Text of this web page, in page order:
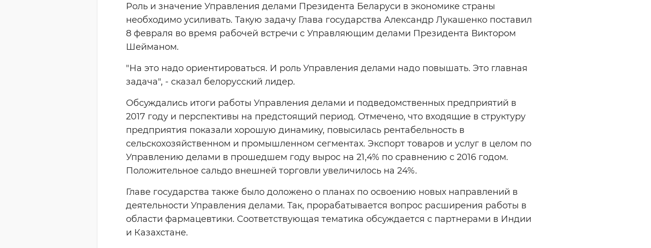
Роль и значение Управления делами Президента Беларуси в экономике страны
необходимо усиливать. Такую задачу Глава государства Александр Лукашенко поставил
8 февраля во время рабочей встречи с Управляющим делами Президента Виктором
Шейманом.
"На это надо ориентироваться. И роль Управления делами надо повышать. Это главная
задача", - сказал белорусский лидер.
Обсуждались итоги работы Управления делами и подведомственных предприятий в
2017 году и перспективы на предстоящий период. Отмечено, что входящие в структуру
предприятия показали хорошую динамику, повысилась рентабельность в
сельскохозяйственном и промышленном сегментах. Экспорт товаров и услуг в целом по
Управлению делами в прошедшем году вырос на 21,4% по сравнению с 2016 годом.
Положительное сальдо внешней торговли увеличилось на 24%.
Главе государства также было доложено о планах по освоению новых направлений в
деятельности Управления делами. Так, прорабатывается вопрос расширения работы в
области фармацевтики. Соответствующая тематика обсуждается с партнерами в Индии
и Казахстане.